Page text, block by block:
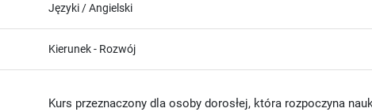
Języki / Angielski
Kierunek - Rozwój
Kurs przeznaczony dla osoby dorosłej, która rozpoczyna